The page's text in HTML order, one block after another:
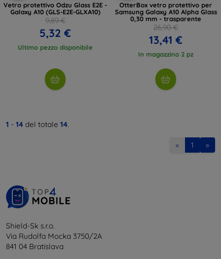
Vetro protettivo Odzu Glass E2E -
Galaxy A10 (GLS-E2E-GLXA10)
9,89 €
5,32 €
Ultimo pezzo disponibile
OtterBox vetro protettivo per
Samsung Galaxy A10 Alpha Glass
0,30 mm - trasparente
26,90 €
13,41 €
In magazzino 2 pz
1 - 14 del totale 14.
« 1 »
Shield-Sk s.r.o.
Via Rudolfa Mocka 3750/2A
841 04 Bratislava